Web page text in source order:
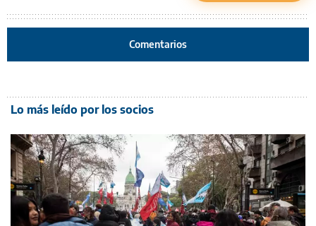
Comentarios
Lo más leído por los socios